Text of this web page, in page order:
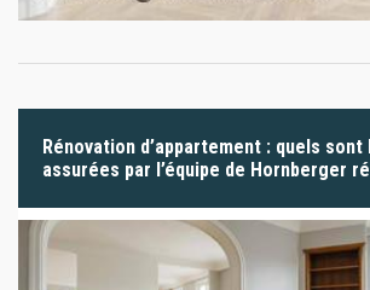
Rénovation d’appartement : quels
assurées par l’équipe de Hornberger